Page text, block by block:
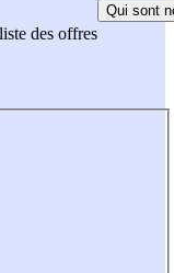
des offres
Qui sont